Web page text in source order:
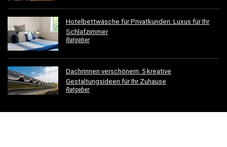
Hotelbettwäsche für Privatkunden: Luxus für Ihr
Schlafzimmer
Ratgeber
Dachrinnen verschönern: 5 kreative
Gestaltungsideen für Ihr Zuhause
Ratgeber